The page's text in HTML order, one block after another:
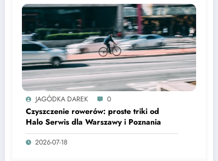
JAGÓDKA DAREK 0
Czyszczenie rowerów: proste triki od
Halo Serwis dla Warszawy i Poznania
2026-07-18